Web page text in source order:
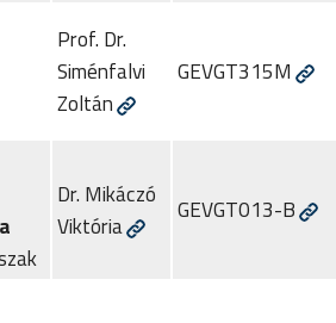
Prof. Dr.
Siménfalvi
Zoltán
GEVGT315M
Dr. Mikáczó
Viktória
GEVGT013-B